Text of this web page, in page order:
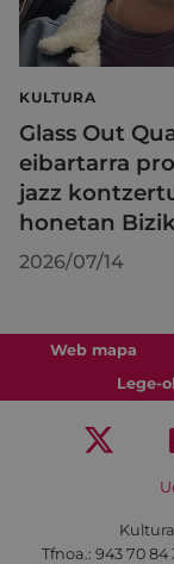
KULTURA
Glass Out
eibartarra
jazz
honetan
2026/07/14
Web mapa
Lege-
Tfnoa.: 943 70 84